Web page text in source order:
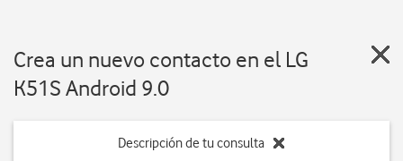
Crea un nuevo contacto en el LG
K51S Android 9.0
Descripción de tu consulta